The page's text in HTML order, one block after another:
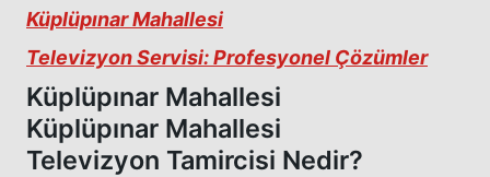
Küplüpınar Mahallesi
Televizyon Servisi: Profesyonel Çözümler
Küplüpınar Mahallesi
Küplüpınar Mahallesi
Televizyon Tamircisi Nedir?